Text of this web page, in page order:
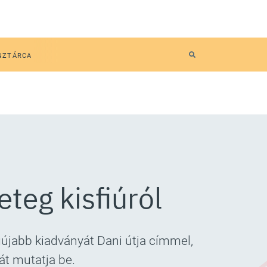
kisfiúról
kiadványát Dani útja címmel,
mutatja be.